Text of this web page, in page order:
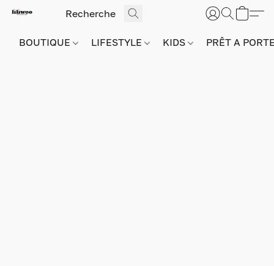
BOUTIQUE LIFESTYLE KIDS PRÊT A